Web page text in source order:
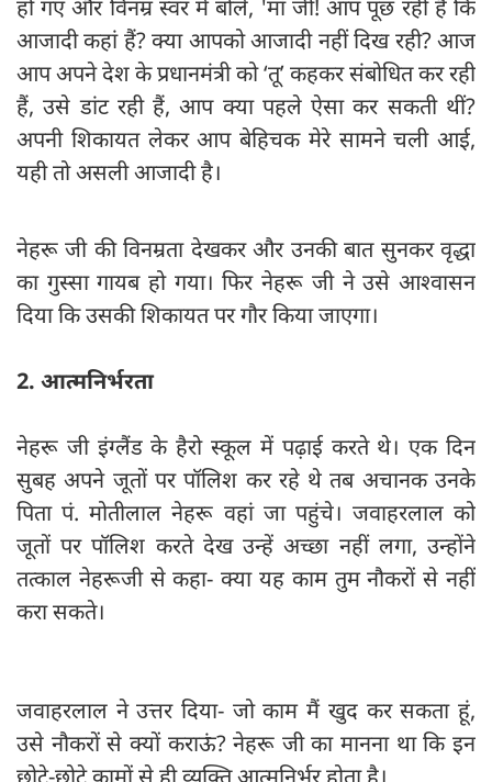
हो गए और विनम्र स्वर में बोले, 'मां जी! आप पूछ रही हैं कि
आजादी कहां हैं? क्या आपको आजादी नहीं दिख रही? आज
आप अपने देश के प्रधानमंत्री को ‘तू’ कहकर संबोधित कर रही
हैं, उसे डांट रही हैं, आप क्या पहले ऐसा कर सकती थीं?
अपनी शिकायत लेकर आप बेहिचक मेरे सामने चली आई,
यही तो असली आजादी है।
नेहरू जी की विनम्रता देखकर और उनकी बात सुनकर वृद्धा
का गुस्सा गायब हो गया। फिर नेहरू जी ने उसे आश्वासन
दिया कि उसकी शिकायत पर गौर किया जाएगा।
2. आत्मनिर्भरता
नेहरू जी इंग्लैंड के हैरो स्कूल में पढ़ाई करते थे। एक दिन
सुबह अपने जूतों पर पॉलिश कर रहे थे तब अचानक उनके
पिता पं. मोतीलाल नेहरू वहां जा पहुंचे। जवाहरलाल को
जूतों पर पॉलिश करते देख उन्हें अच्छा नहीं लगा, उन्होंने
तत्काल नेहरूजी से कहा- क्या यह काम तुम नौकरों से नहीं
करा सकते।
जवाहरलाल ने उत्तर दिया- जो काम मैं खुद कर सकता हूं,
उसे नौकरों से क्यों कराऊं? नेहरू जी का मानना था कि इन